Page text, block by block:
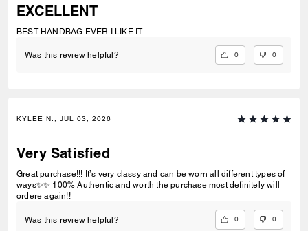
EXCELLENT
BEST HANDBAG EVER I LIKE IT
Was this review helpful? 0 0
KYLEE N., JUL 03, 2026
Very Satisfied
Great purchase!!! It’s very classy and can be worn all different types of
ways✨✨ 100% Authentic and worth the purchase most definitely will
ordere again!!
Was this review helpful? 0 0